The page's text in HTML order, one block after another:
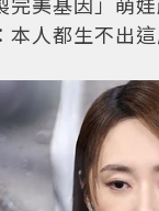
本人都生不出